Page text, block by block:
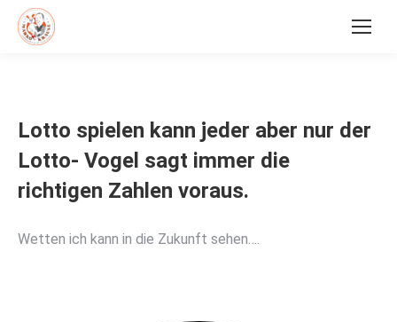
Lotto spielen kann jeder aber nur der
Lotto- Vogel sagt immer die
richtigen Zahlen voraus.
Wetten ich kann in die Zukunft sehen….